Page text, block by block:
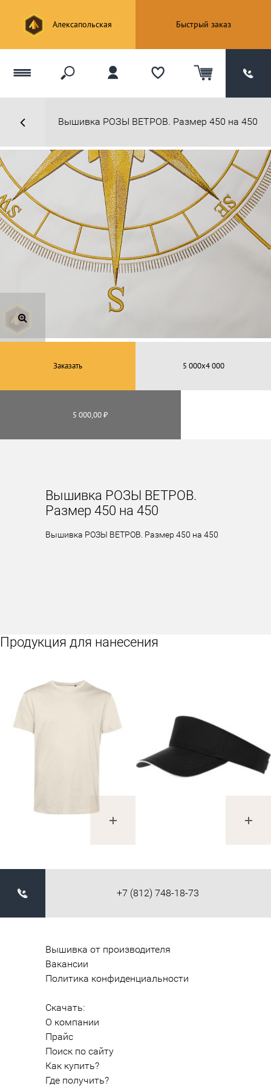
Алексапольская Быстрый заказ
Вышивка РОЗЫ ВЕТРОВ. Размер 450 на 450
Вышивка РОЗЫ ВЕТРОВ.
Размер 450 на 450
Вышивка РОЗЫ ВЕТРОВ. Размер 450 на 450
Продукция для нанесения
5 000,00 ₽
Заказать
+7 (812) 748-18-73
Вышивка от производителя
Вакансии
Политика конфиденциальности
Скачать:
О компании
Прайс
Поиск по сайту
Как купить?
Где получить?